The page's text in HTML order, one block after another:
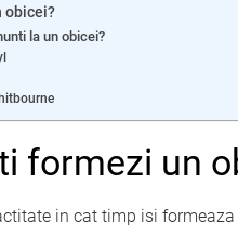
obicei?
la un obicei?
formezi un
in cat timp isi